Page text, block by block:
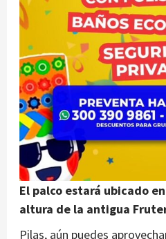
El palco estará ubicado
altura de la antigua
Pilas, aún puedes